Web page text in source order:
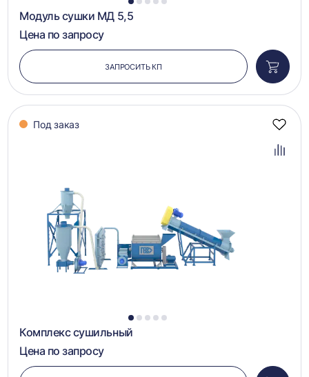
1 2 3 4 5
Модуль сушки МД 5,5
Цена по запросу
ЗАПРОСИТЬ КП
в
Под заказ
1 2 3 4 5
Комплекс сушильный
Цена по запросу